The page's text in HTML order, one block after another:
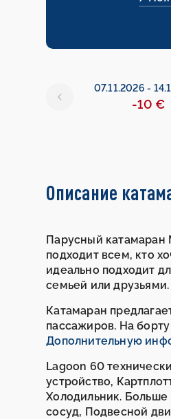
07.11.2026 -
-10 €
Описание
Парусный катамаран
подходит всем, кто
идеально подходит
семьей или
Катамаран
пассажиров. На
Дополнительную
Lagoon 60
устройство,
Холодильник.
сосуд, Подвесной